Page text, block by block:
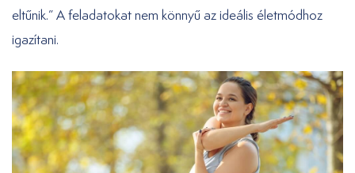
eltűnik.” A feladatokat nem könnyű az ideális életmódhoz
igazítani.